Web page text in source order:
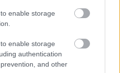
enable storage
enable storage
authentication
and other
magyar közönségsiker